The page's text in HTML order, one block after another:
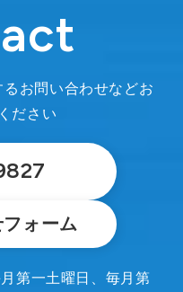
お問い合わせなどお
ださい
ォーム
第一土曜日、毎月第